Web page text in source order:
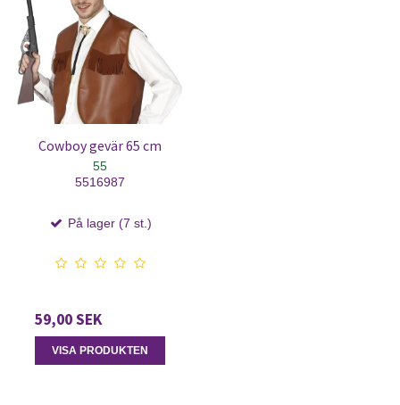
Cowboy gevär 65 cm
55
5516987
På lager (7 st.)
59,00 SEK
VISA PRODUKTEN